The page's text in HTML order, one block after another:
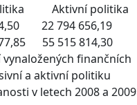
Aktivní politika
22 794 656,19
55 515 814,30
vynaložených finančních
a aktivní politiku
v letech 2008 a 2009